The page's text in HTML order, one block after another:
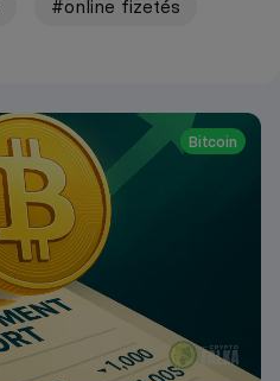
#online fizetés
Bitcoin